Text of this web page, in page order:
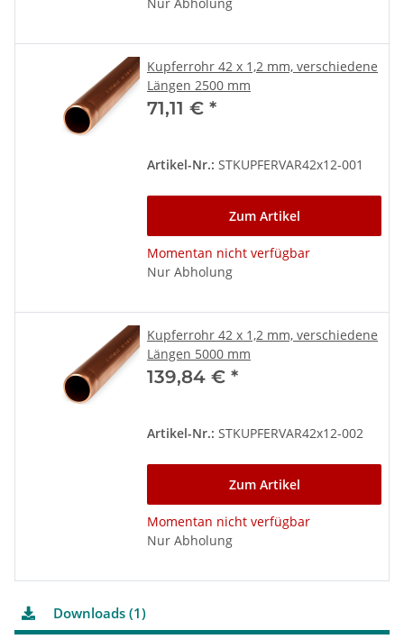
Kupferrohr 42 x 1,2 mm, verschiedene
Längen 2500 mm
71,11 € *
Artikel-Nr.: STKUPFERVAR42x12-001
Zum Artikel
Momentan nicht verfügbar
Nur Abholung
Kupferrohr 42 x 1,2 mm, verschiedene
Längen 5000 mm
139,84 € *
Artikel-Nr.: STKUPFERVAR42x12-002
Zum Artikel
Momentan nicht verfügbar
Nur Abholung
Downloads (1)